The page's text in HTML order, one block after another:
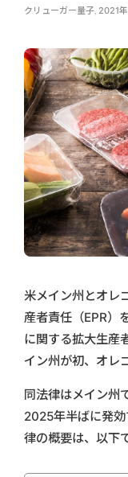
クリューガー量子, 2021年
米メイン州とオレ
産者責任（EPR）
に関する拡大生産
イン州が初、オレ
同法律はメイン州
2025年半ばに発
律の概要は、以下